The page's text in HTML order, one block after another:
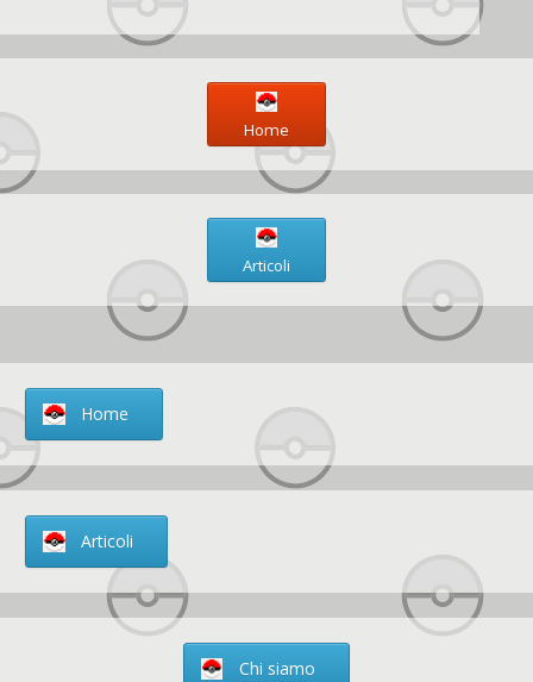
Home
Articoli
Home
Articoli
Chi siamo